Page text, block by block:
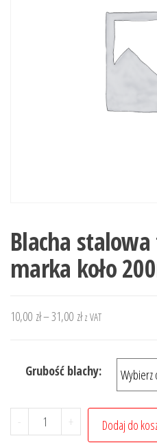
Blacha
marka koło
10,00 zł–31,00 złZakres
10,00 zł
31,00 zł
z VAT
Grubość blachy:
-
ilość
Blacha
+ Dodaj do